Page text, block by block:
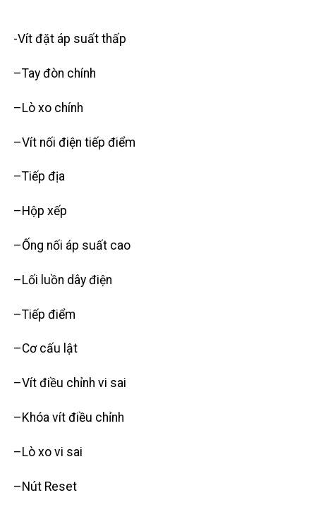
-Vít đặt áp suất thấp
–Tay đòn chính
–Lò xo chính
–Vít nối điện tiếp điểm
–Tiếp địa
– Hộp xếp
–Ống nối áp suất cao
–Lối luồn dây điện
–Tiếp điểm
–Cơ cấu lật
–Vít điều chỉnh vi sai
–Khóa vít điều chỉnh
–Lò xo vi sai
–Nút Reset